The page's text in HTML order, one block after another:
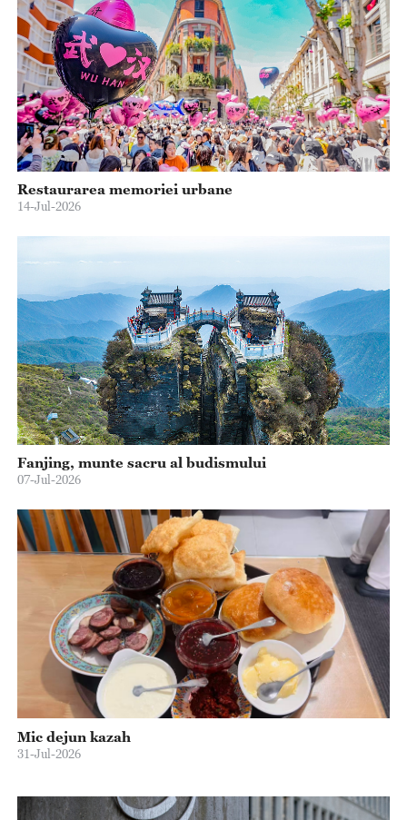
Restaurarea memoriei urbane
14-Jul-2026
Fanjing, munte sacru al budismului
07-Jul-2026
Mic dejun kazah
31-Jul-2026